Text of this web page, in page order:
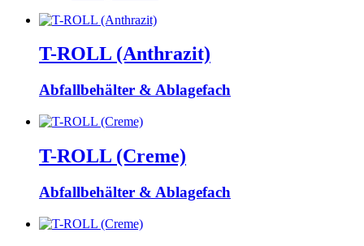
T-ROLL (Anthrazit)
Abfallbehälter & Ablagefach
T-ROLL (Creme)
Abfallbehälter & Ablagefach